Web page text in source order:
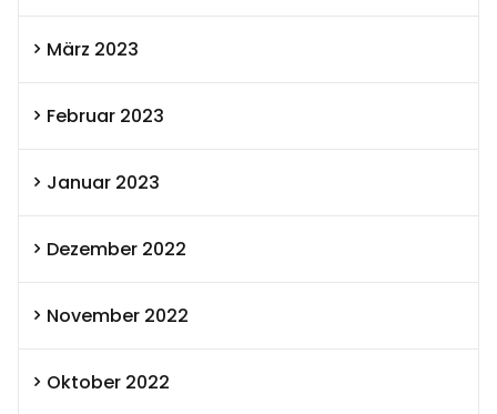
März 2023
Februar 2023
Januar 2023
Dezember 2022
November 2022
Oktober 2022